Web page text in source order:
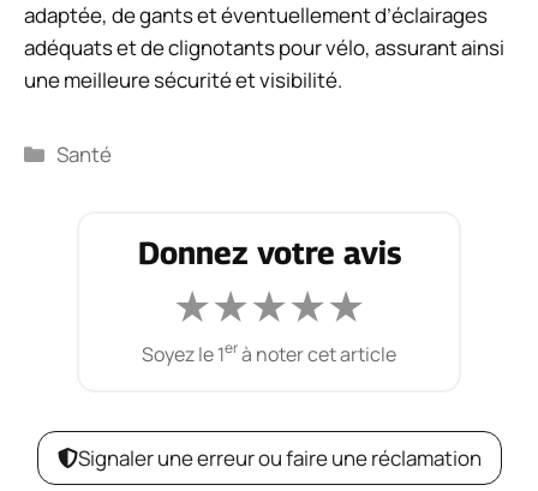
adaptée, de gants et éventuellement d’éclairages
adéquats et de clignotants pour vélo, assurant ainsi
une meilleure sécurité et visibilité.
Catégories
Santé
Donnez votre avis
★★★★★
Soyez le 1erà noter cet article
Signaler une erreur ou faire une réclamation